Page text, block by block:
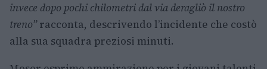
invece dopo pochi chilometri dal via deragliò il nostro
treno”racconta, descrivendo l’incidente che costò
alla sua squadra preziosi minuti.